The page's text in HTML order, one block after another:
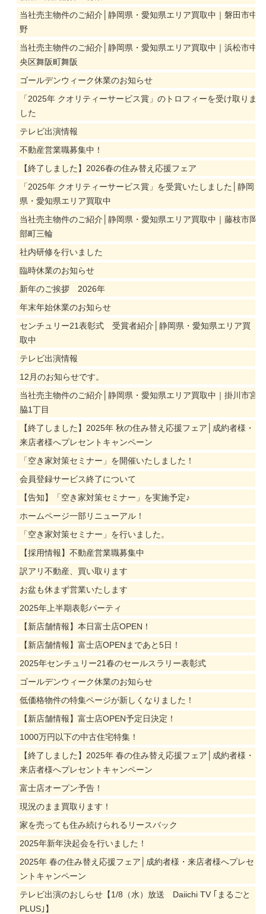
当社売主物件のご紹介│静岡県・愛知県エリア買取中｜磐田市中
野
当社売主物件のご紹介│静岡県・愛知県エリア買取中｜浜松市中
央区舞阪町舞阪
ゴールデンウィーク休業のお知らせ
「2025年 クオリティーサービス賞」のトロフィーを受け取りま
した
テレビ出演情報
不動産営業職募集中！
【終了しました】2026春の住み替え応援フェア
「2025年 クオリティーサービス賞」を受賞いたしました│静岡
県・愛知県エリア買取中
当社売主物件のご紹介│静岡県・愛知県エリア買取中｜藤枝市岡
部町三輪
社内研修を行いました
臨時休業のお知らせ
新年のご挨拶 2026年
年末年始休業のお知らせ
センチュリー21表彰式 受賞者紹介│静岡県・愛知県エリア買
取中
テレビ出演情報
12月のお知らせです。
当社売主物件のご紹介│静岡県・愛知県エリア買取中｜掛川市宮
脇1丁目
【終了しました】2025年 秋の住み替え応援フェア│成約者様・
来店者様へプレセントキャンペーン
「空き家対策セミナー」を開催いたしました！
会員登録サービス終了について
【告知】「空き家対策セミナー」を実施予定♪
ホームページ一部リニューアル！
「空き家対策セミナー」を行いました。
【採用情報】不動産営業職募集中
訳アリ不動産、買い取ります
お盆も休まず営業いたします
2025年上半期表彰パーティ
【新店舗情報】本日富士店OPEN！
【新店舗情報】富士店OPENまであと5日！
2025年センチュリー21春のセールスラリー表彰式
ゴールデンウィーク休業のお知らせ
低価格物件の特集ページが新しくなりました！
【新店舗情報】富士店OPEN予定日決定！
1000万円以下の中古住宅特集！
【終了しました】2025年 春の住み替え応援フェア│成約者様・
来店者様へプレセントキャンペーン
富士店オープン予告！
現況のまま買取ります！
家を売っても住み続けられるリースバック
2025年新年決起会を行いました！
2025年 春の住み替え応援フェア│成約者様・来店者様へプレセ
ントキャンペーン
テレビ出演のおしらせ【1/8（水）放送 Daiichi TV ｢まるごと
PLUS｣】